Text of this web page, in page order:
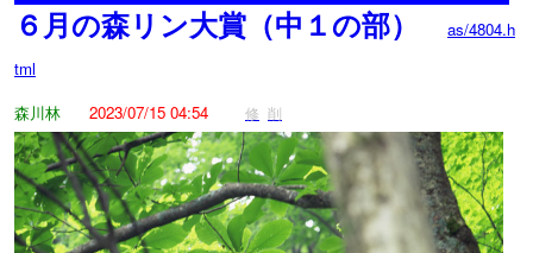
６月の森リン大賞（中１の部）
as/4804.h
tml
森川林
2023/07/15 04:54 修 削